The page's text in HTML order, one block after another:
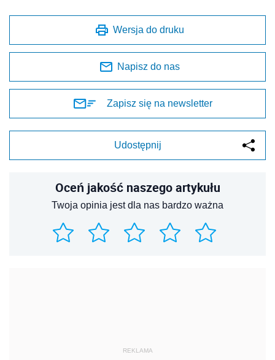
Wersja do druku
Napisz do nas
Zapisz się na newsletter
Udostępnij
Oceń jakość naszego artykułu
Twoja opinia jest dla nas bardzo ważna
REKLAMA